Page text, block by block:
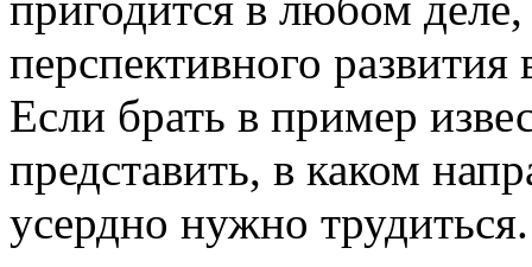
перспективного
Если брать в пример
представить, в каком
усердно нужно трудиться.